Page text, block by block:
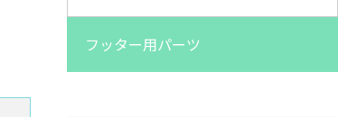
フッター用パーツ